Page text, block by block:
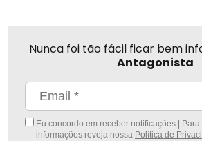
Nunca foi tão fácil ficar bem
Antagonista
Eu concordo em receber notificações |
informações reveja nossa Política de